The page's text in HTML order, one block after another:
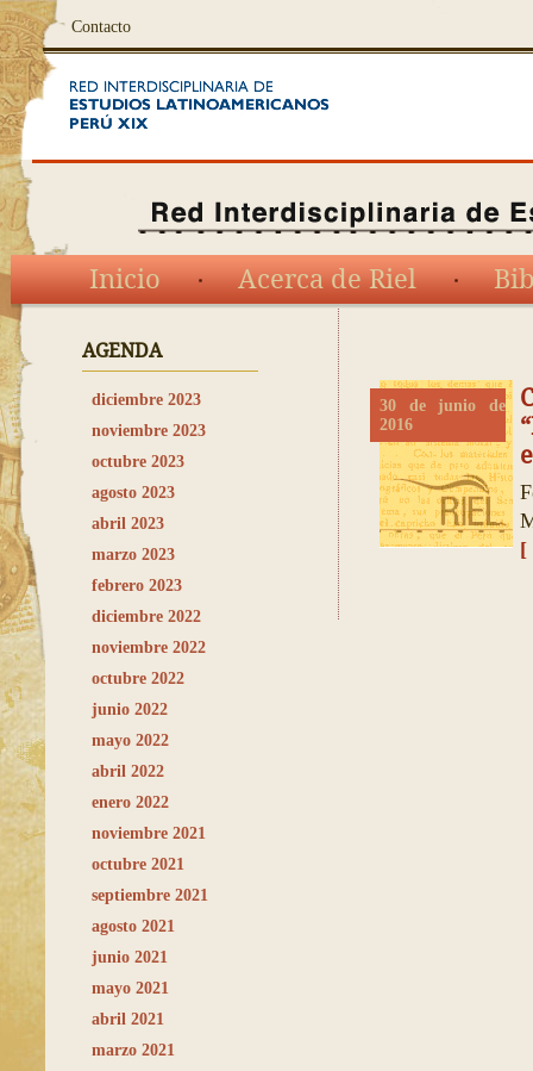
Contacto
Inicio Acerca de Riel
AGENDA
diciembre 2023
noviembre 2023
octubre 2023
agosto 2023
abril 2023
marzo 2023
febrero 2023
diciembre 2022
noviembre 2022
octubre 2022
junio 2022
mayo 2022
abril 2022
enero 2022
noviembre 2021
octubre 2021
septiembre 2021
agosto 2021
junio 2021
mayo 2021
abril 2021
marzo 2021
30 de junio de
2016
[